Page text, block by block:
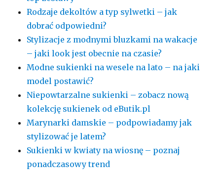
Rodzaje dekoltów a typ sylwetki – jak
dobrać odpowiedni?
Stylizacje z modnymi bluzkami na wakacje
– jaki look jest obecnie na czasie?
Modne sukienki na wesele na lato – na jaki
model postawić?
Niepowtarzalne sukienki – zobacz nową
kolekcję sukienek od eButik.pl
Marynarki damskie – podpowiadamy jak
stylizować je latem?
Sukienki w kwiaty na wiosnę – poznaj
ponadczasowy trend